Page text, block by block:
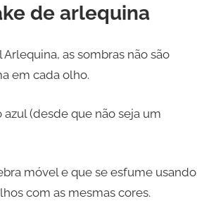
de arlequina
as sombras não são
em cada olho.
(desde que não seja um
móvel e que se esfume usando
com as mesmas cores.